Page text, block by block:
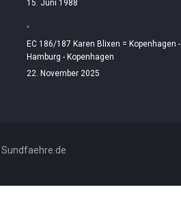
15. Juni 1988
EC 186/187 Karen Blixen = Kopenhagen -
Hamburg - Kopenhagen
22. November 2025
Sundfaehre.de